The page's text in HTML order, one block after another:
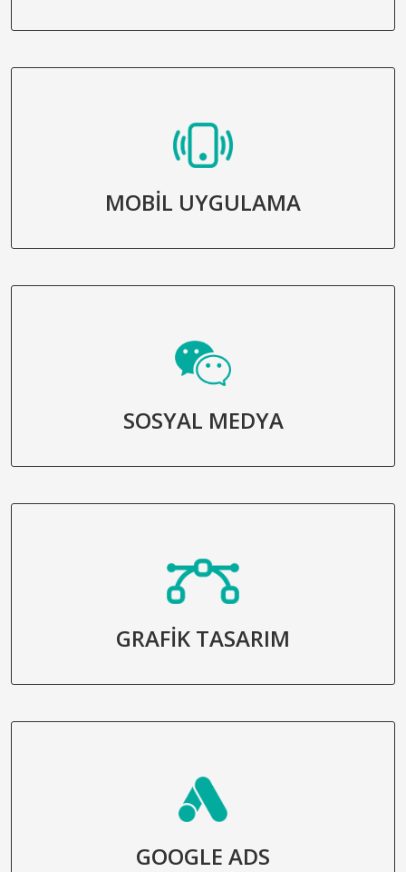
MOBİL UYGULAMA
SOSYAL MEDYA
GRAFİK TASARIM
GOOGLE ADS